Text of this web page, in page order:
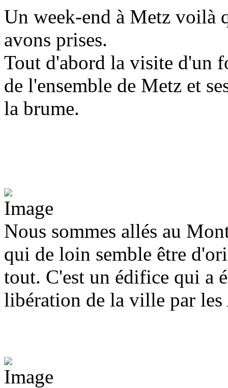
Un week-end à Metz voilà
avons prises.
Tout d'abord la visite d'un
de l'ensemble de Metz et
la brume.
Nous sommes allés au
qui de loin semble être
tout. C'est un édifice qui a
libération de la ville par les